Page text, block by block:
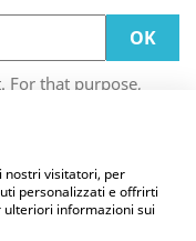
le
notre trafic.
sur
For that purpose,

nostri visitatori, per
personalizzati e offrirti
ulteriori informazioni sui